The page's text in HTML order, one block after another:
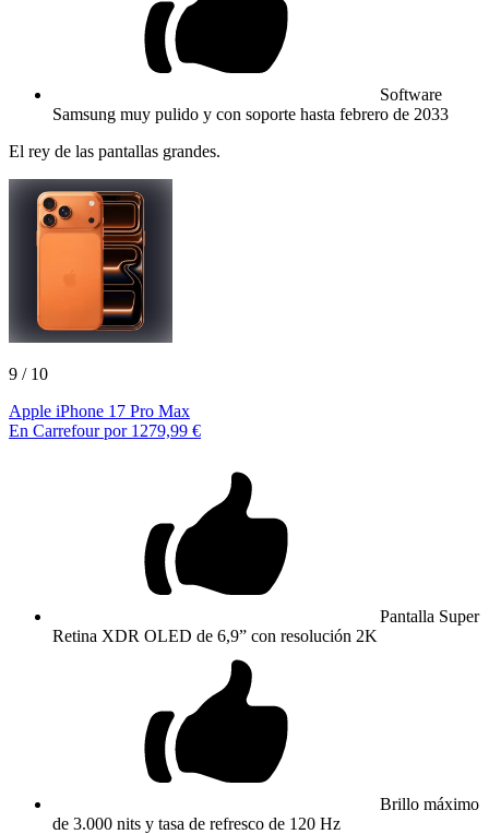
Software
Samsung muy pulido y con soporte hasta febrero de 2033
El rey de las pantallas grandes.
9 / 10
Apple iPhone 17 Pro Max
En Carrefour por 1279,99 €
Pantalla Super
Retina XDR OLED de 6,9” con resolución 2K
Brillo máximo
de 3.000 nits y tasa de refresco de 120 Hz